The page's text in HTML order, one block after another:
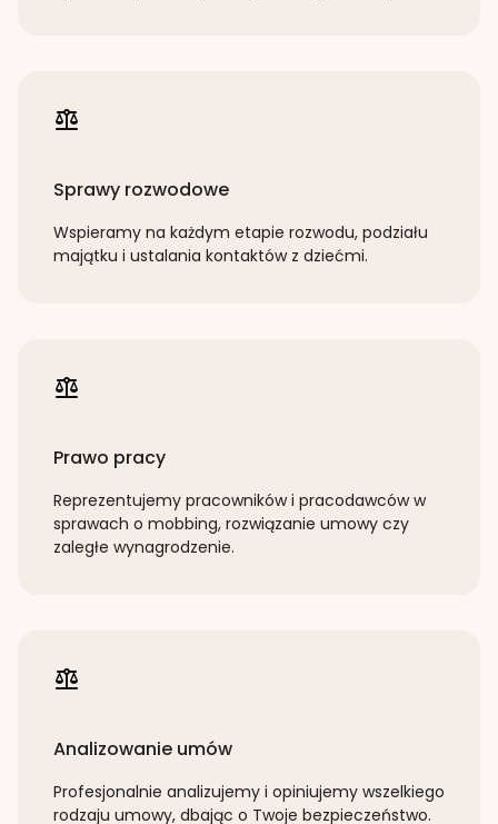
Sprawy rozwodowe
Wspieramy na każdym etapie rozwodu, podziału
majątku i ustalania kontaktów z dziećmi.
Prawo pracy
Reprezentujemy pracowników i pracodawców w
sprawach o mobbing, rozwiązanie umowy czy
zaległe wynagrodzenie.
Analizowanie umów
Profesjonalnie analizujemy i opiniujemy wszelkiego
rodzaju umowy, dbając o Twoje bezpieczeństwo.